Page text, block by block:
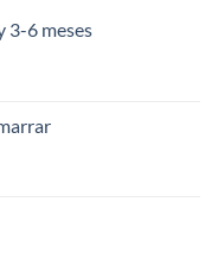
3-6 meses